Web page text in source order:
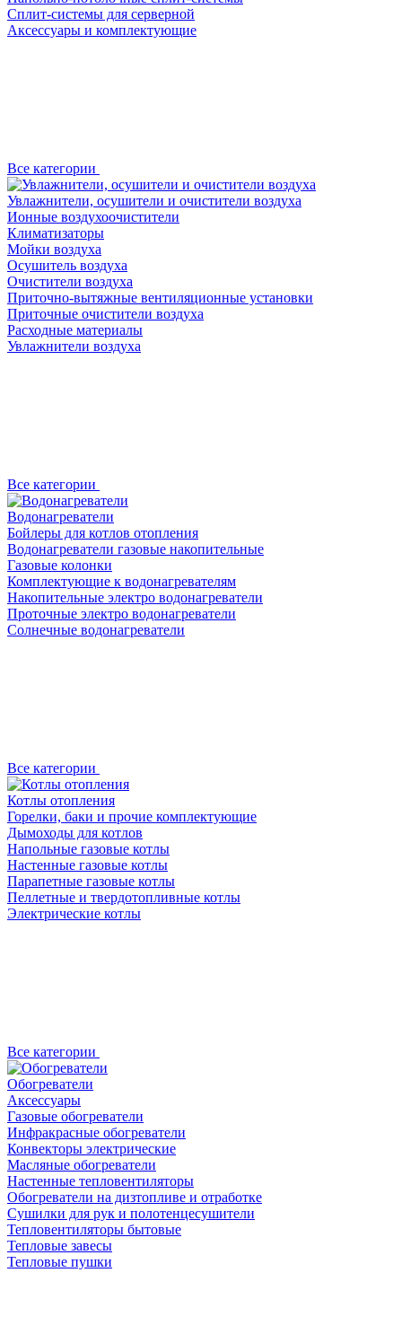
Сплит-системы для серверной
Аксессуары и комплектующие
Все категории
Увлажнители, осушители и очистители воздуха
Ионные воздухоочистители
Климатизаторы
Мойки воздуха
Осушитель воздуха
Очистители воздуха
Приточно-вытяжные вентиляционные установки
Приточные очистители воздуха
Расходные материалы
Увлажнители воздуха
Все категории
Водонагреватели
Бойлеры для котлов отопления
Водонагреватели газовые накопительные
Газовые колонки
Комплектующие к водонагревателям
Накопительные электро водонагреватели
Проточные электро водонагреватели
Солнечные водонагреватели
Все категории
Котлы отопления
Горелки, баки и прочие комплектующие
Дымоходы для котлов
Напольные газовые котлы
Настенные газовые котлы
Парапетные газовые котлы
Пеллетные и твердотопливные котлы
Электрические котлы
Все категории
Обогреватели
Аксессуары
Газовые обогреватели
Инфракрасные обогреватели
Конвекторы электрические
Масляные обогреватели
Настенные тепловентиляторы
Обогреватели на дизтопливе и отработке
Сушилки для рук и полотенцесушители
Тепловентиляторы бытовые
Тепловые завесы
Тепловые пушки